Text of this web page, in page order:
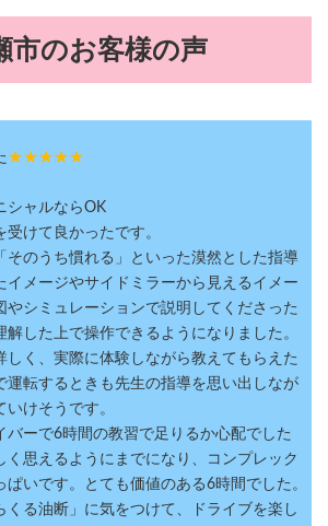
市のお客様の声
★★★★★
ャルならOK
けて良かったです。
そのうち慣れる」といった漠然とした指導
イメージやサイドミラーから見えるイメー
やシミュレーションで説明してくださった
した上で操作できるようになりました。
しく、実際に体験しながら教えてもらえた
運転するときも先生の指導を思い出しなが
けそうです。
バーで6時間の教習で足りるか心配でした
く思えるようにまでになり、コンプレック
ぱいです。とても価値のある6時間でした。
くる油断」に気をつけて、ドライブを楽し